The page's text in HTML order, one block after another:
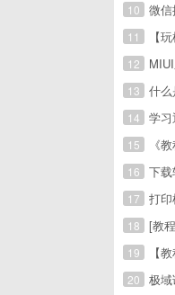
10
微
11
【
12
13
什么
14
学
15
《教
16
下
17
打印
18
[教
19
【
20 极